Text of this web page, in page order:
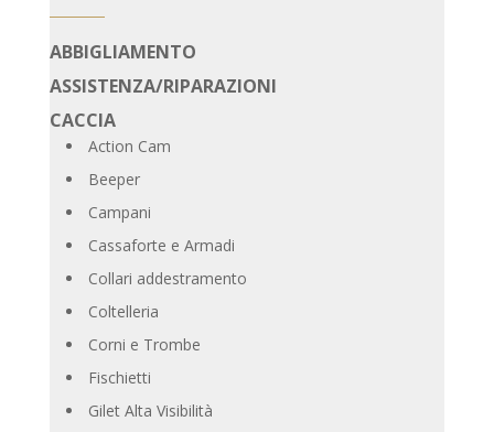
ABBIGLIAMENTO
ASSISTENZA/RIPARAZIONI
CACCIA
Action Cam
Beeper
Campani
Cassaforte e Armadi
Collari addestramento
Coltelleria
Corni e Trombe
Fischietti
Gilet Alta Visibilità